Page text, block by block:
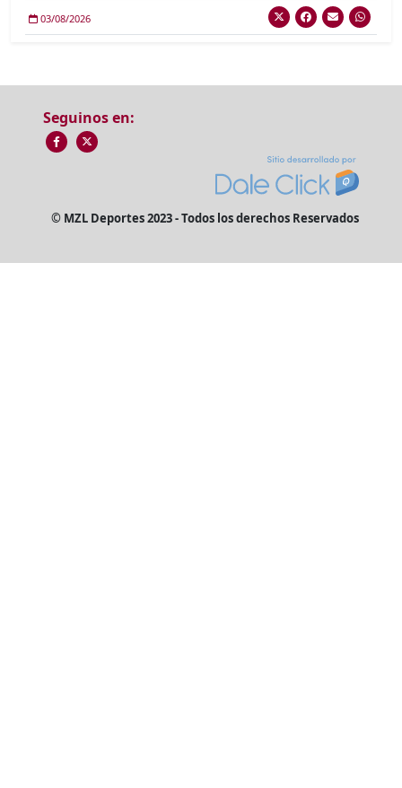
03/08/2026
Seguinos en:
© MZL Deportes 2023 - Todos los derechos Reservados